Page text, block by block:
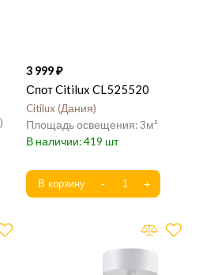
3 999
Спот Citilux CL525520
Citilux Дания
3
419